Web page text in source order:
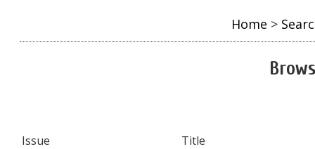
Home >
Issue Title